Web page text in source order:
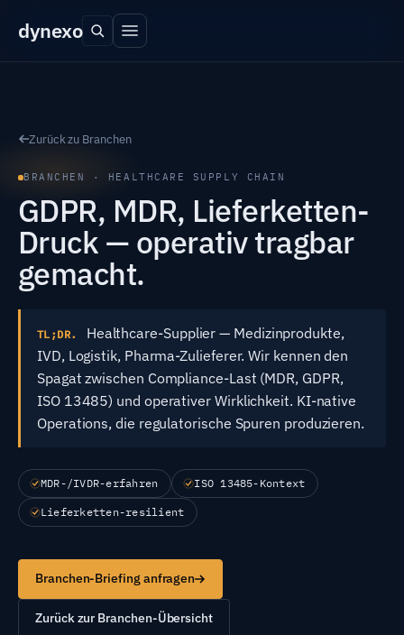
dynexo
Zurück zu Branchen
BRANCHEN · HEALTHCARE SUPPLY CHAIN
GDPR, MDR, Lieferketten-
Druck — operativ tragbar
gemacht.
TL;DR.
Healthcare-Supplier — Medizinprodukte,
IVD, Logistik, Pharma-Zulieferer. Wir kennen den
Spagat zwischen Compliance-Last (MDR, GDPR,
ISO 13485) und operativer Wirklichkeit. KI-native
Operations, die regulatorische Spuren produzieren.
MDR-/IVDR-erfahren ISO 13485-Kontext
Lieferketten-resilient
Branchen-Briefing anfragen
Zurück zur Branchen-Übersicht